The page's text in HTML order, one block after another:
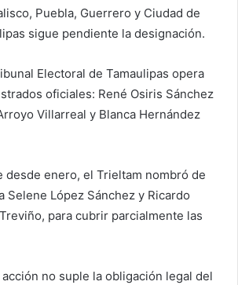
Puebla, Guerrero y Ciudad de
sigue pendiente la designación.
Electoral de Tamaulipas opera
oficiales: René Osiris Sánchez
Villarreal y Blanca Hernández
desde enero, el Trieltam nombró de
Selene López Sánchez y Ricardo
para cubrir parcialmente las
no suple la obligación legal del